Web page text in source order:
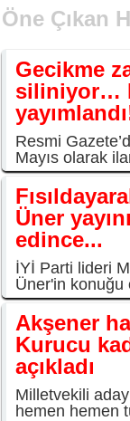
Öne Çıkan
Gecikme
siliniyor…
Resmi
Mayıs olarak
Üner
edince...
İYİ Parti lideri
Üner'in konuğu
Akşener
Kurucu
açıkladı
Milletvekili aday
hemen hemen